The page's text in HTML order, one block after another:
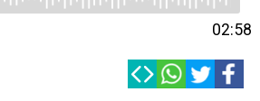
02:58